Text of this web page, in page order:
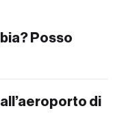
Posso
di